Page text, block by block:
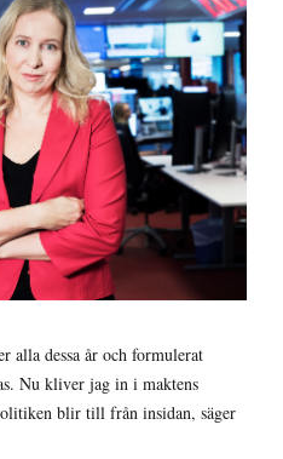
alla dessa år och formulerat
Nu kliver jag in i maktens
blir till från insidan, säger